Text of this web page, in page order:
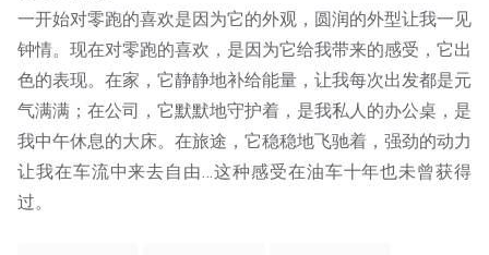
一开始对零跑的喜欢是因为它的外观，圆润的外型让我一见
钟情。现在对零跑的喜欢，是因为它给我带来的感受，它出
色的表现。在家，它静静地补给能量，让我每次出发都是元
气满满；在公司，它默默地守护着，是我私人的办公桌，是
我中午休息的大床。在旅途，它稳稳地飞驰着，强劲的动力
让我在车流中来去自由…这种感受在油车十年也未曾获得
过。